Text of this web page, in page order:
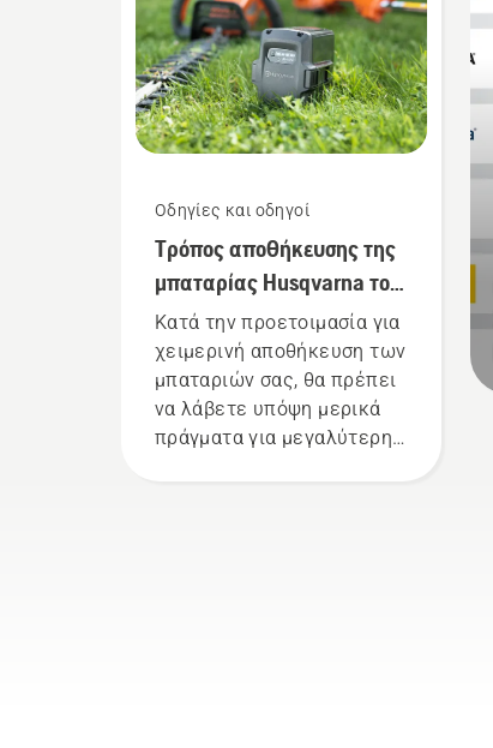
εργαλεία κηπουρικής και
τώρα προσφέρουμε στους
χρήστες τη δυνατότητα να
μοιράζονται τα μηχανήματα
μπαταρίας της εταιρείας
μας, ενοικιάζοντάς τα από
με την ονομασία Tools for
You σε πολλές χώρες.
Οδηγίες και οδηγοί
Τρόπος αποθήκευσης της
μπαταρίας Husqvarna τον
χειμώνα
Κατά την προετοιμασία για
χειμερινή αποθήκευση των
μπαταριών σας, θα πρέπει
να λάβετε υπόψη μερικά
πράγματα για μεγαλύτερη